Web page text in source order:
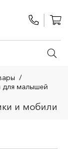
/
для малышей
и мобили